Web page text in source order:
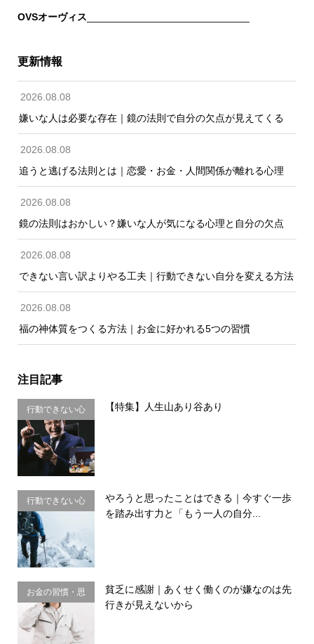
OVSオーヴィス
更新情報
2026.08.08
嫌いな人は必要な存在｜鏡の法則で自分の欠点が見えてくる
2026.08.08
追うと逃げる法則とは｜恋愛・お金・人間関係が離れる心理
2026.08.08
鏡の法則はおかしい？嫌いな人が気になる心理と自分の欠点
2026.08.08
できない言い訳よりやる工夫｜行動できない自分を変える方法
2026.08.08
福の神体質をつくる方法｜お金に好かれる5つの習慣
注目記事
行動できない心
理・思い込み
【特集】人生山あり谷あり
行動できない心
理・思い込み
やろうと思ったことはできる｜今すぐ一歩
を踏み出す力と「もう一人の自分...
お金の習慣・思
考法
貧乏に感謝｜あくせく働くのが嫌なのは先
行きが見えないから